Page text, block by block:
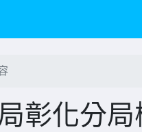
彰化分